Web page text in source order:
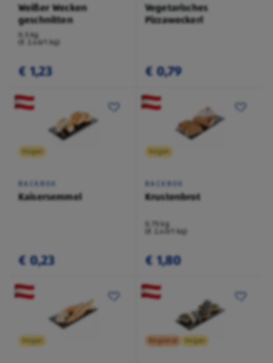
Weißer Wecken
geschnitten
0,5 kg
(€ 2,46/1 kg)
€ 1,23
Vegetarisches
Pizzaweckerl
€ 0,79
Vegan
BACKBOX
Kaisersemmel
€ 0,23
Vegan
BACKBOX
Krustenbrot
0,75 kg
(€ 2,40/1 kg)
€ 1,80
Vegan Regional Vegan